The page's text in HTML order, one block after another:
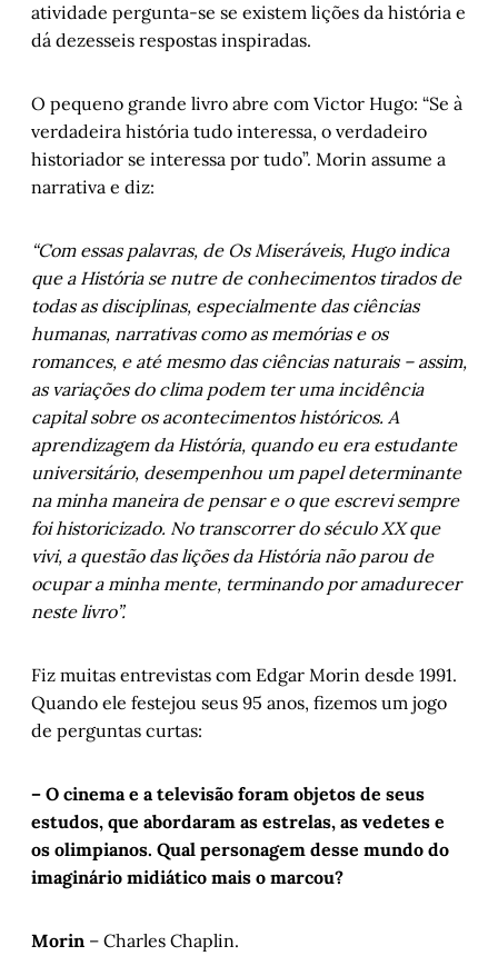
atividade pergunta-se se existem lições da história e
dá dezesseis respostas inspiradas.
O pequeno grande livro abre com Victor Hugo: “Se à
verdadeira história tudo interessa, o verdadeiro
historiador se interessa por tudo”. Morin assume a
narrativa e diz:
“Com essas palavras, de Os Miseráveis, Hugo indica
que a História se nutre de conhecimentos tirados de
todas as disciplinas, especialmente das ciências
humanas, narrativas como as memórias e os
romances, e até mesmo das ciências naturais – assim,
as variações do clima podem ter uma incidência
capital sobre os acontecimentos históricos. A
aprendizagem da História, quando eu era estudante
universitário, desempenhou um papel determinante
na minha maneira de pensar e o que escrevi sempre
foi historicizado. No transcorrer do século XX que
vivi, a questão das lições da História não parou de
ocupar a minha mente, terminando por amadurecer
neste livro”.
Fiz muitas entrevistas com Edgar Morin desde 1991.
Quando ele festejou seus 95 anos, fizemos um jogo
de perguntas curtas:
– O cinema e a televisão foram objetos de seus
estudos, que abordaram as estrelas, as vedetes e
os olimpianos. Qual personagem desse mundo do
imaginário midiático mais o marcou?
Morin – Charles Chaplin.